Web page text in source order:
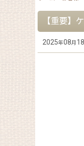
【重要】
2025年08月 18